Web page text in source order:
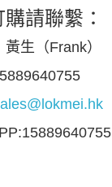
請聯繫：
生（Frank）